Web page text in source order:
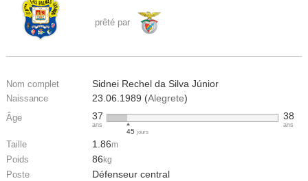
prêté par
Nom complet Sidnei Rechel da Silva Júnior
Naissance 23.06.1989 (Alegrete)
Âge 37
ans
45jours
38
ans
Taille 1.86m
Poids 86 kg
Poste Défenseur central